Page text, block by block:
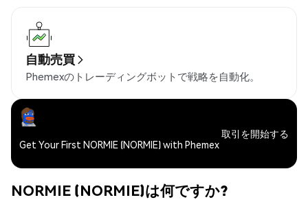
自動売買
Phemexのトレーディングボットで戦略を自動化。
Get Your First NORMIE (NORMIE) with Phemex
取引を開始する
NORMIE (NORMIE)は何ですか?